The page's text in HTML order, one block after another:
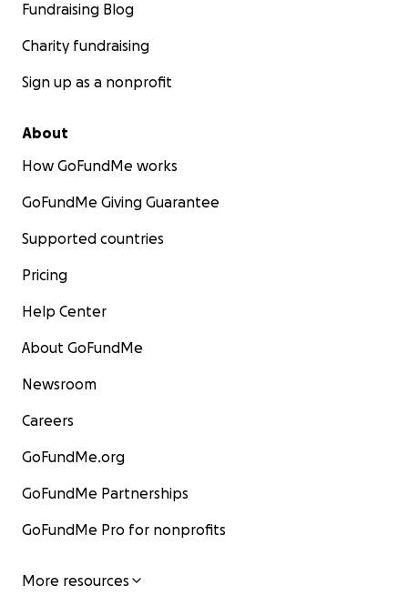
Fundraising Blog
Charity fundraising
Sign up as a nonprofit
About
How GoFundMe works
GoFundMe Giving Guarantee
Supported countries
Pricing
Help Center
About GoFundMe
Newsroom
Careers
GoFundMe.org
GoFundMe Partnerships
GoFundMe Pro for nonprofits
More resources